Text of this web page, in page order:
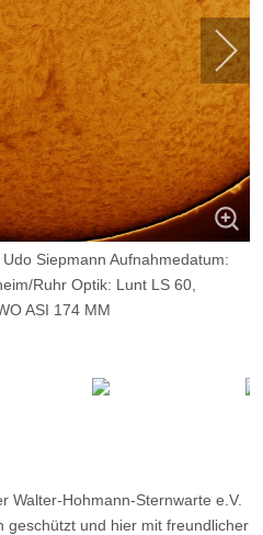
Siepmann Aufnahmedatum:
Ruhr Optik: Lunt LS 60,
ASI 174 MM
Walter-Hohmann-Sternwarte e.V.
geschützt und hier mit freundlicher